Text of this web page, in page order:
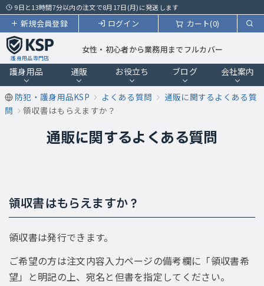
9日と13時間7分以内の注文で8月17日(月)に発送します
カート(0)
ログイン
新規会員登録
護身用品専門店
女性・初心者から業務用までフルカバー
護身用品 通販 お役立ち ブログ 会社案内
防犯・護身用品KSP よくある質問
通販に関するよくある質
問
領収書はもらえますか？
通販に関するよくある質問
領収書はもらえますか？
領収書は発行できます。
ご希望の方は注文内容入力ページの備考欄に「領収書希
望」と明記の上、宛名と但書を指定してください。